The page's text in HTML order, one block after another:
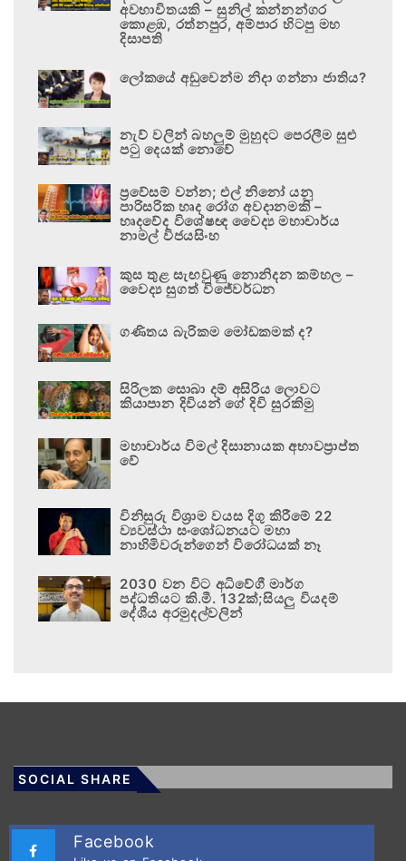
අවභාවිතයකි – සුනිල් කන්නන්ගර
කොළඹ, රත්නපුර, අම්පාර හිටපු මහ
දිසාපති
ලෝකයේ අඩුවෙන්ම නිදා ගන්නා ජාතිය?
නැව් වලින් බහලුම් මුහුදට පෙරලීම සුළු
පටු දෙයක් නොවේ
ප්‍රවේසම් වන්න; එල් නිනෝ යනු
පාරිසරික හෘද රෝග අවදානමකි –
හෘදවේද විශේෂඥ වෛද්‍ය මහාචාර්ය
නාමල් විජයසිංහ
කුස තුළ සැඟවුණු නොනිදන කම්හල –
වෛද්‍ය සුගත් විජේවර්ධන
ගණිතය බැරිකම මෝඩකමක් ද?
සිරිලක සොබා දම් අසිරිය ලොවට
කියාපාන දිවියන් ගේ දිවි සුරකිමු
මහාචාර්ය විමල් දිසානායක අභාවප්‍රාප්ත
වේ
විනිසුරු විශ්‍රාම වයස දිගු කිරීමේ 22
ව්‍යවස්ථා සංශෝධනයට මහා
නාහිමිවරුන්ගෙන් විරෝධයක් නෑ
2030 වන විට අධිවේගී මාර්ග
පද්ධතියට කි.මී. 132ක්;සියලු වියදම්
දේශීය අරමුදල්වලින්
SOCIAL SHARE
Facebook